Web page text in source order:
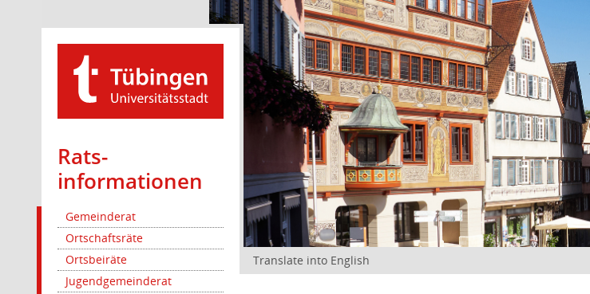
Rats­
informationen
Gemeinderat
Ortschaftsräte
Ortsbeiräte
Jugendgemeinderat
Translate into English